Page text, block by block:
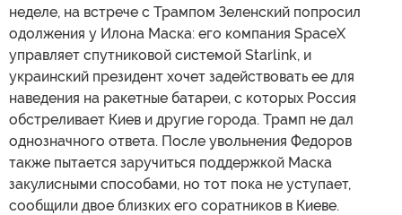
неделе, на встрече с Трампом Зеленский попросил
одолжения у Илона Маска: его компания SpaceX
управляет спутниковой системой Starlink, и
украинский президент хочет задействовать ее для
наведения на ракетные батареи, с которых Россия
обстреливает Киев и другие города. Трамп не дал
однозначного ответа. После увольнения Федоров
также пытается заручиться поддержкой Маска
закулисными способами, но тот пока не уступает,
сообщили двое близких его соратников в Киеве.